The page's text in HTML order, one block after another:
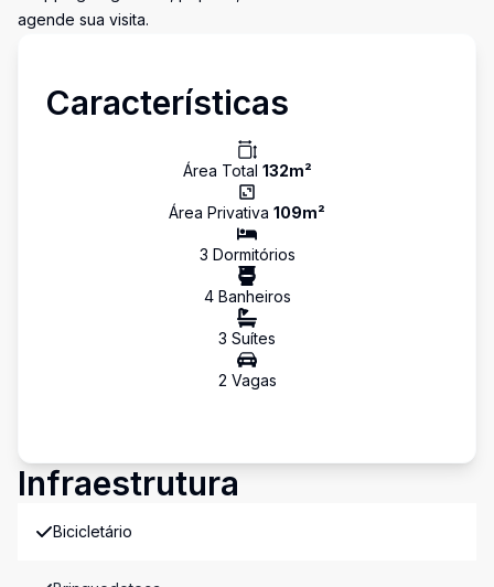
agende sua visita.
Características
Área Total 132m²
Área Privativa 109m²
3 Dormitórios
4Banheiros
3 Suítes
2 Vagas
Infraestrutura
Bicicletário